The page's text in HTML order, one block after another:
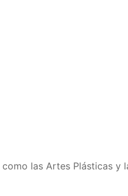
como las Artes Plásticas y